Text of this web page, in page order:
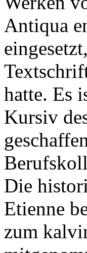
Antiqua
hatte. Es
Kursiv
Die
Etienne
zum